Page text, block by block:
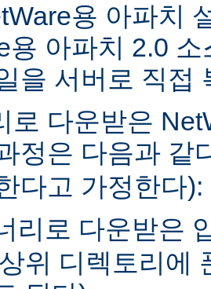
용 아파치
용 아파치 2.0
을 서버로 직접
로 다운받은
정은 다음과 같
다고 가정한다):
리로 다운받은
위 디렉토리에